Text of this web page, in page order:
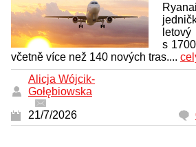
s
včetně více než 140 nových tras....
Alicja Wójcik-
Gołębiowska
21/7/2026